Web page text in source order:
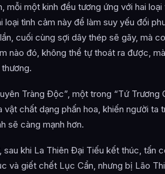
mỗi một kinh đều tương ứng với hai
loại tình cảm này để làm suy yếu đối
cuối cùng sợi dây thép sẽ gãy, mà
nào đó, không thể tự thoát ra được,
Tràng Độc”, một trong “Tứ Trương
vật chất dạng phấn hoa, khiến người ta
sẽ càng mạnh hơn.
sau khi La Thiên Đại Tiếu kết thúc, tấn
và giết chết Lục Cẩn, nhưng bị Lão